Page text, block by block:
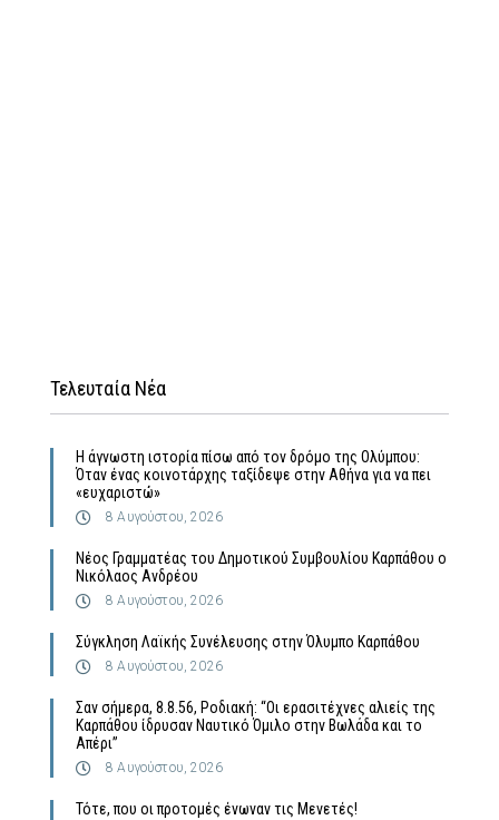
Τελευταία Νέα
Η άγνωστη ιστορία πίσω από τον δρόμο της Ολύμπου:
Όταν ένας κοινοτάρχης ταξίδεψε στην Αθήνα για να πει
«ευχαριστώ»
8 Αυγούστου, 2026
Νέος Γραμματέας του Δημοτικού Συμβουλίου Καρπάθου ο
Νικόλαος Ανδρέου
8 Αυγούστου, 2026
Σύγκληση Λαϊκής Συνέλευσης στην Όλυμπο Καρπάθου
8 Αυγούστου, 2026
Σαν σήμερα, 8.8.56, Ροδιακή: “Οι ερασιτέχνες αλιείς της
Καρπάθου ίδρυσαν Ναυτικό Όμιλο στην Βωλάδα και το
Απέρι”
8 Αυγούστου, 2026
Τότε, που οι προτομές ένωναν τις Μενετές!